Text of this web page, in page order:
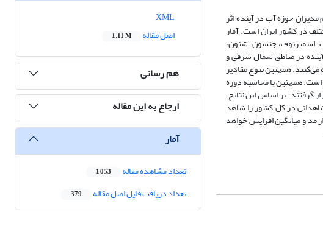
حوزه آب در آینده اثر
در کشور ایران است. آمار
اسمیرنوف، جنسون-شنون،
در مناطق شمال شرقی و
می‌کنند. همچنین تنوع مقادیر
همچنین با محاسبه دوره
گرفتند. بر اساس این نتایج،
در کل کشور را شاهد
مد و میانگین افزایش خواهد
اصل مقاله
1.11 M
هم رسانی
ارجاع به این مقاله
آمار
تعداد مشاهده مقاله 1,053
تعداد دریافت فایل اصل مقاله 379